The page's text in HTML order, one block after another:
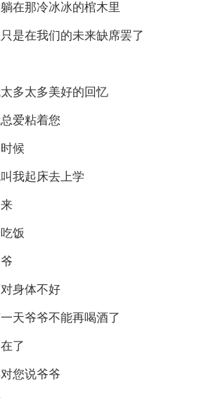
那冷冰冰的棺木里
在我们的未来缺席罢了
太多美好的回忆
爱粘着您
候
我起床去上学
饭
身体不好
爷爷不能再喝酒了
了
您说爷爷